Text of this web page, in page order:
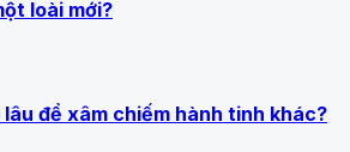
loài mới?
để xâm chiếm hành tinh khác?